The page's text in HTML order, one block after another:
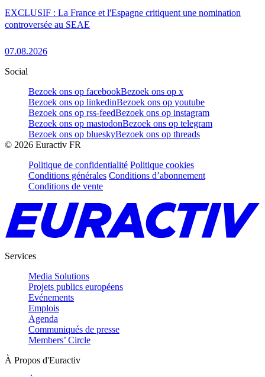
EXCLUSIF : La France et l'Espagne critiquent une nomination
controversée au SEAE
07.08.2026
Social
Bezoek ons op facebookBezoek ons op x
Bezoek ons op linkedinBezoek ons op youtube
Bezoek ons op rss-feedBezoek ons op instagram
Bezoek ons op mastodonBezoek ons op telegram
Bezoek ons op blueskyBezoek ons op threads
© 2026 Euractiv FR
Politique de confidentialité Politique cookies
Conditions générales Conditions d’abonnement
Conditions de vente
Services
Media Solutions
Projets publics européens
Evénements
Emplois
Agenda
Communiqués de presse
Members’ Circle
À Propos d'Euractiv